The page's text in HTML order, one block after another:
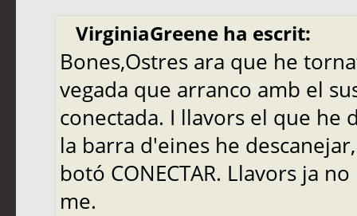
VirginiaGreene ha escrit:
Bones,Ostres ara que he
vegada que arranco amb el
conectada. I llavors el que he
la barra d'eines he
botó CONECTAR. Llavors ja
me.